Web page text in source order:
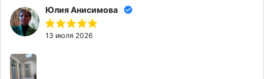
Юлия Анисимова
13 июля 2026